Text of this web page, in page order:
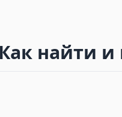
Как найти и